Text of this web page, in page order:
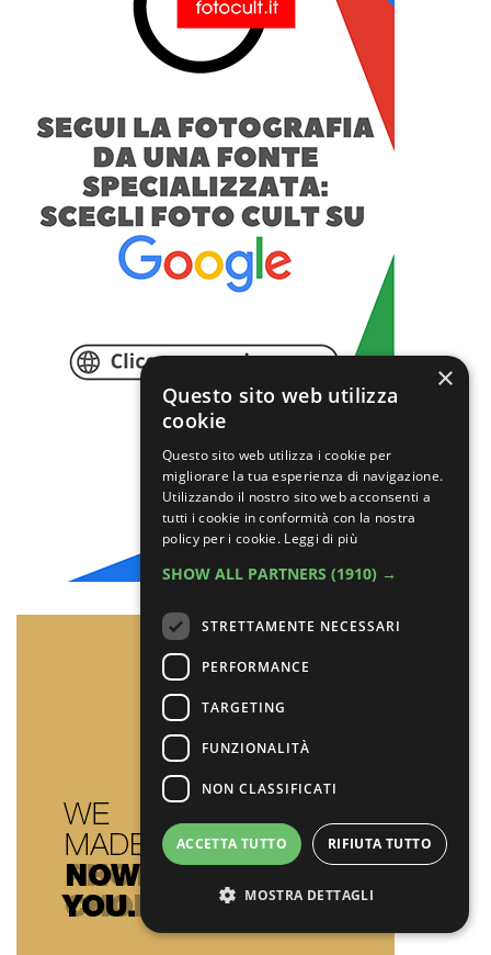
×
Questo sito web utilizza
cookie
Questo sito web utilizza i cookie per
migliorare la tua esperienza di navigazione.
Utilizzando il nostro sito web acconsenti a
tutti i cookie in conformità con la nostra
policy per i cookie. Leggi di più
SHOW ALL PARTNERS (1910) →
STRETTAMENTE NECESSARI
PERFORMANCE
TARGETING
FUNZIONALITÀ
NON CLASSIFICATI
ACCETTA TUTTO RIFIUTA TUTTO
MOSTRA DETTAGLI